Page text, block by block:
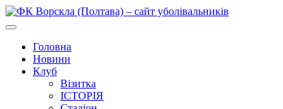
Головна
Новини
Клуб
Візитка
ІСТОРІЯ